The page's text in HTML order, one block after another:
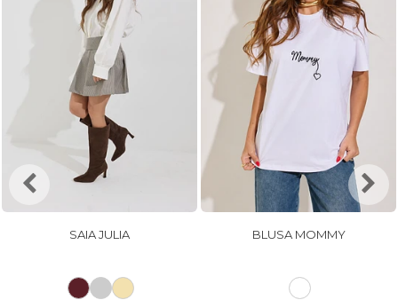
SAIA JULIA BLUSA MOMMY